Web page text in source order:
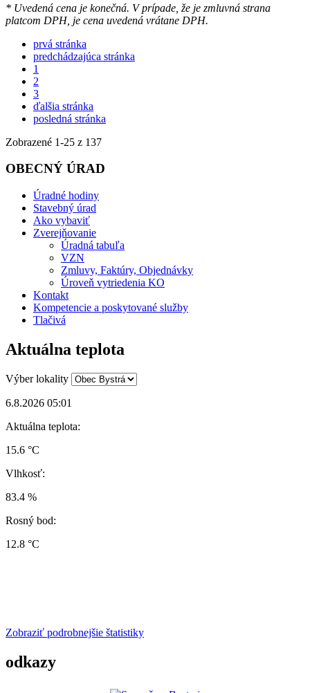
* Uvedená cena je konečná. V prípade, že je zmluvná strana
platcom DPH, je cena uvedená vrátane DPH.
prvá stránka
predchádzajúca stránka
1
2
3
ďalšia stránka
posledná stránka
Zobrazené 1-25 z 137
OBECNÝ ÚRAD
Úradné hodiny
Stavebný úrad
Ako vybaviť
Zverejňovanie
Úradná tabuľa
VZN
Zmluvy, Faktúry, Objednávky
Úroveň vytriedenia KO
Kontakt
Kompetencie a poskytované služby
Tlačivá
Aktuálna teplota
Výber lokality
6.8.2026 05:01
Aktuálna teplota:
15.6 °C
Vlhkosť:
83.4 %
Rosný bod:
12.8 °C
Zobraziť podrobnejšie štatistiky
odkazy